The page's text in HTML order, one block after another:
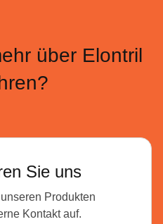
über Elontril
Sie uns
Produkten
Kontakt auf.